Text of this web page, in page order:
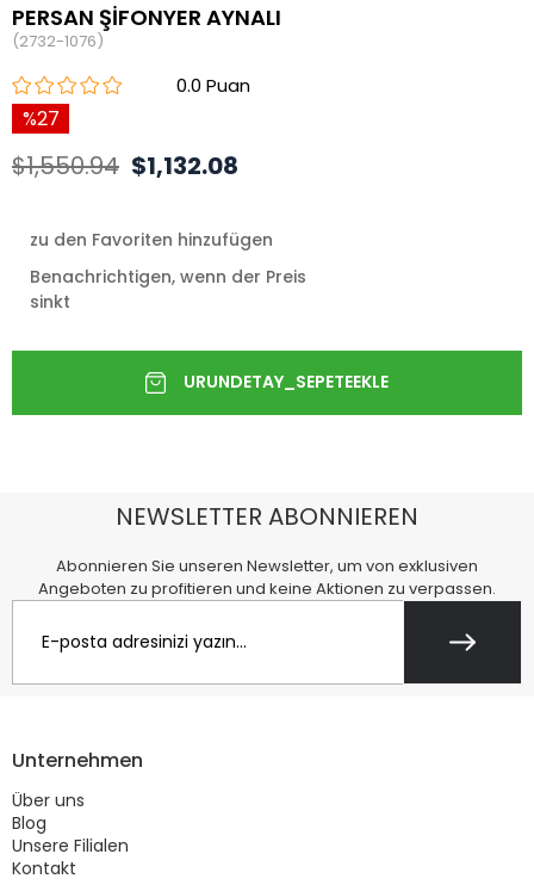
PERSAN ŞİFONYER AYNALI
(2732-1076)
0.0
27
$1,550.94 $1,132.08
zu den Favoriten hinzufügen
Benachrichtigen, wenn der Preis
sinkt
NEWSLETTER ABONNIEREN
Abonnieren Sie unseren Newsletter, um von exklusiven
Angeboten zu profitieren und keine Aktionen zu verpassen.
Unternehmen
Über uns
Blog
Unsere Filialen
Kontakt